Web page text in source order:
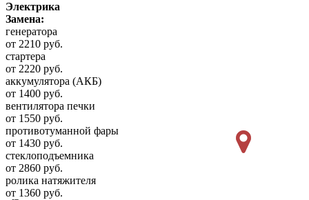
Электрика
Замена:
генератора
от 2210 руб.
стартера
от 2220 руб.
аккумулятора (АКБ)
от 1400 руб.
вентилятора печки
от 1550 руб.
противотуманной фары
от 1430 руб.
стеклоподъемника
от 2860 руб.
ролика натяжителя
от 1360 руб.